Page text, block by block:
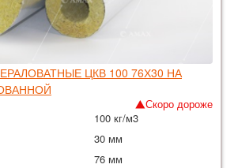
ЦКВ 100 76Х30 НА
Скоро дороже
100 кг/м3
30 мм
76 мм